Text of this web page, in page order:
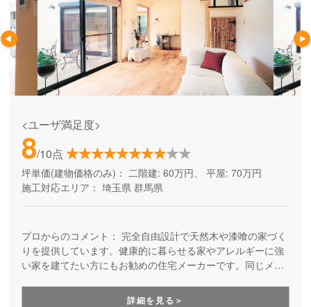
<ユーザ満足度>
8/10点
坪単価(建物価格のみ)： 二階建: 60万円、 平屋: 70万円
施工対応エリア： 埼玉県 群馬県
プロからのコメント： 完全自由設計で天然木や漆喰の家づく
りを提供しています。健康的に暮らせる家やアレルギーに強
い家を建てたい方にもお勧めの住宅メーカーです。同じメー
て様々なラインナップから家づくりをサポートしてくれま
詳細を見る＞